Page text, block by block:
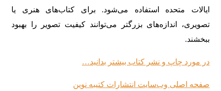
ایالات متحده استفاده می‌شود. برای کتاب‌های هنری یا
تصویری، اندازه‌های بزرگتر می‌توانند کیفیت تصویر را بهبود
ببخشند.
در مورد چاپ و نشر کتاب بیشتر بدانید…
صفحه اصلی وب‌سایت انتشارات کتیبه نوین